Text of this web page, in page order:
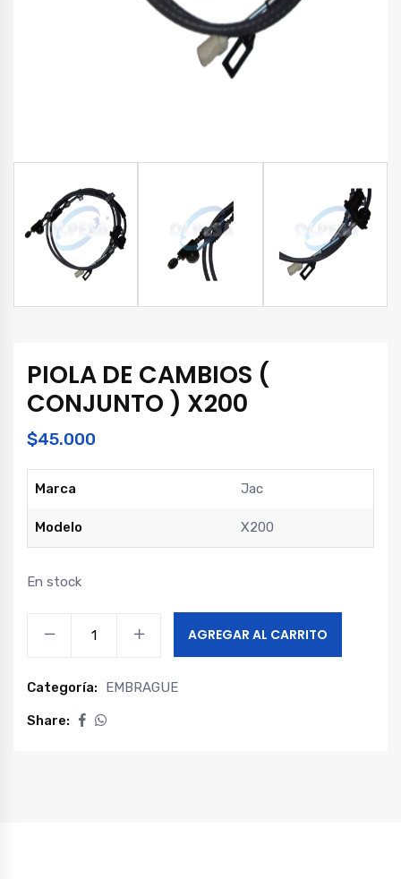
PIOLA DE CAMBIOS (
CONJUNTO ) X200
$45.000
Marca Jac
Modelo X200
En stock
(
CONJUNTO
AGREGAR AL CARRITO
Categoría: EMBRAGUE
Share: